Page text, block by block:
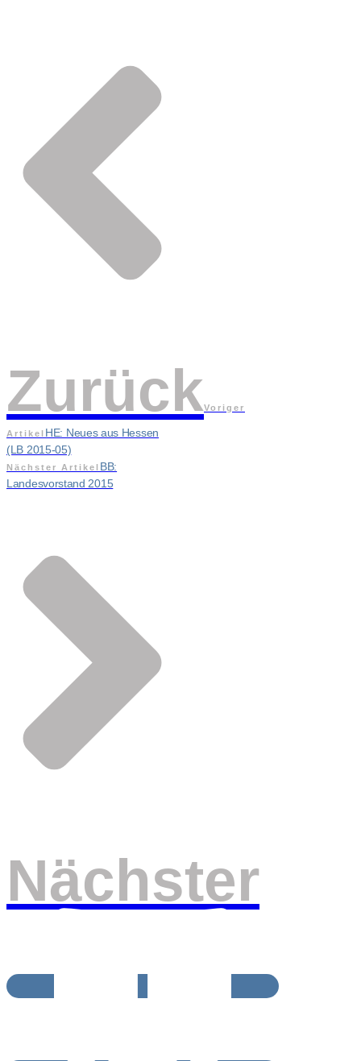
ZurückVoriger
Artikel HE: Neues aus Hessen
(LB 2015-05)
Nächster Artikel BB:
Landesvorstand 2015
Nächster